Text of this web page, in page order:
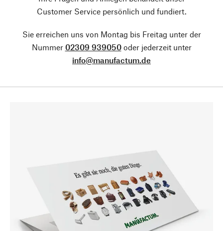
Customer Service persönlich und fundiert.
Sie erreichen uns von Montag bis Freitag unter der
Nummer 02309 939050oder jederzeit unter
info@manufactum.de